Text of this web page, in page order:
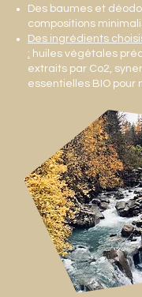
Des baumes et
compositions
Des ingrédients
: huiles végétales
extraits par Co2,
essentielles BIO pour